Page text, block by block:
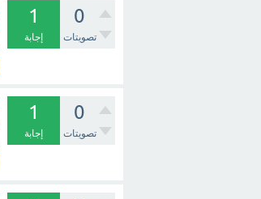
0
تصويتات
1
إجابة
0
تصويتات
1
إجابة